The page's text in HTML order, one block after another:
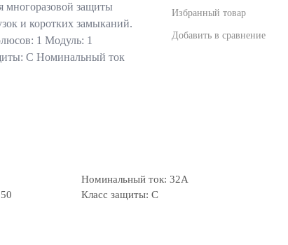
многоразовой защиты
и коротких замыканий.
1 Модуль: 1
C Номинальный ток
Избранный товар
Добавить в сравнение
Номинальный ток: 32А
Класс защиты: C